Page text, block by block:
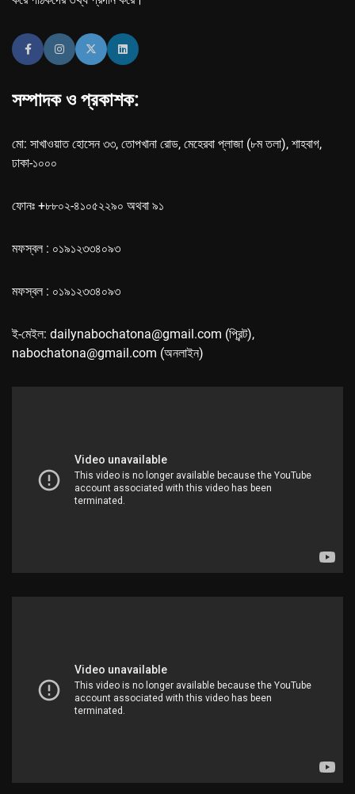
সম্পাদক ও প্রকাশক:
মো: সাখাওয়াত হোসেন ৩৩, তোপখানা রোড, মেহেরবা প্লাজা (৮ম তলা), শাহবাগ,
ঢাকা-১০০০
ফোনঃ +৮৮০২-৪১০৫২২৯০ অথবা ৯১
মফস্বল : ০১৯১২৩৩৪০৯৩
মফস্বল : ০১৯১২৩৩৪০৯৩
ই-মেইল: dailynabochatona@gmail.com (প্রিন্ট),
nabochatona@gmail.com (অনলাইন)